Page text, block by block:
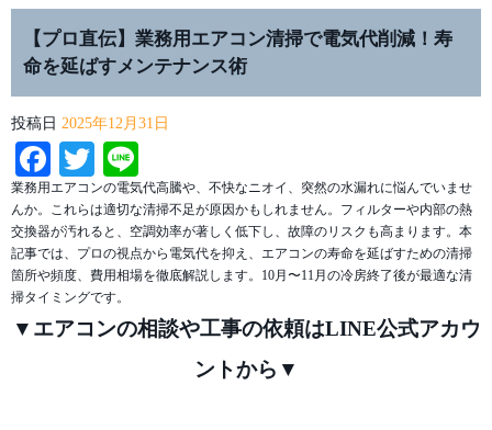
【プロ直伝】業務用エアコン清掃で電気代削減！寿
命を延ばすメンテナンス術
投稿日 2025年12月31日
Facebook
Twitter
業務用エアコンの電気代高騰や、不快なニオイ、突然の水漏れに悩んでいませ
んか。これらは適切な清掃不足が原因かもしれません。フィルターや内部の熱
交換器が汚れると、空調効率が著しく低下し、故障のリスクも高まります。本
記事では、プロの視点から電気代を抑え、エアコンの寿命を延ばすための清掃
箇所や頻度、費用相場を徹底解説します。10月〜11月の冷房終了後が最適な清
掃タイミングです。
▼エアコンの相談や工事の依頼はLINE公式アカウ
ントから▼